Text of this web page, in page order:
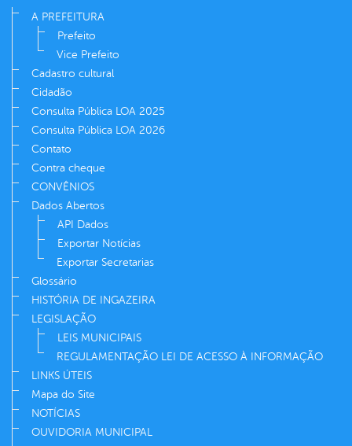
A PREFEITURA
Prefeito
Vice Prefeito
Cadastro cultural
Cidadão
Consulta Pública LOA 2025
Consulta Pública LOA 2026
Contato
Contra cheque
CONVÊNIOS
Dados Abertos
API Dados
Exportar Notícias
Exportar Secretarias
Glossário
HISTÓRIA DE INGAZEIRA
LEGISLAÇÃO
LEIS MUNICIPAIS
REGULAMENTAÇÃO LEI DE ACESSO À INFORMAÇÃO
LINKS ÚTEIS
Mapa do Site
NOTÍCIAS
OUVIDORIA MUNICIPAL